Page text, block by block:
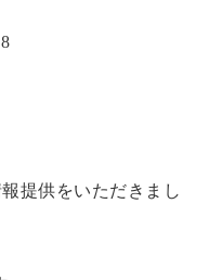
提供をいただきまし